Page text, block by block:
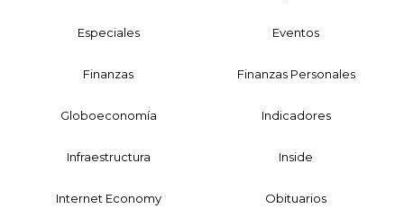
Especiales Eventos
Finanzas Finanzas Personales
Globoeconomía Indicadores
Infraestructura Inside
Internet Economy Obituarios